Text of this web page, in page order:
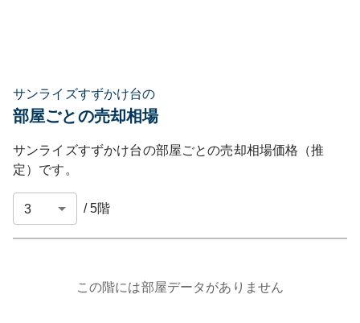
サンライズすずかけ台の
部屋ごとの売却相場
サンライズすずかけ台の部屋ごとの売却相場価格（推
定）です。
/5階
この階には部屋データがありません